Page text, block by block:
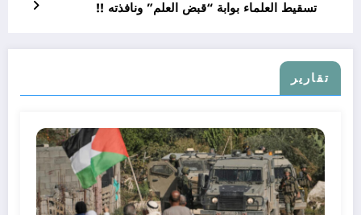
تسقيط العلماء بوابة “قبض العلم” ونافذته !!
تقارير